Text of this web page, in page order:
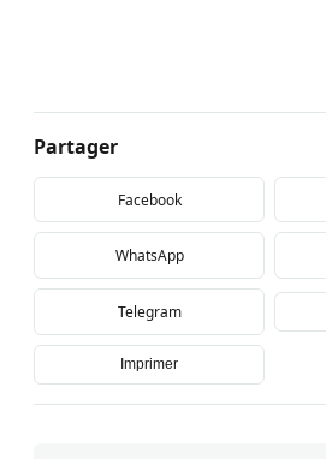
Partager
Facebook
WhatsApp
Telegram
Imprimer